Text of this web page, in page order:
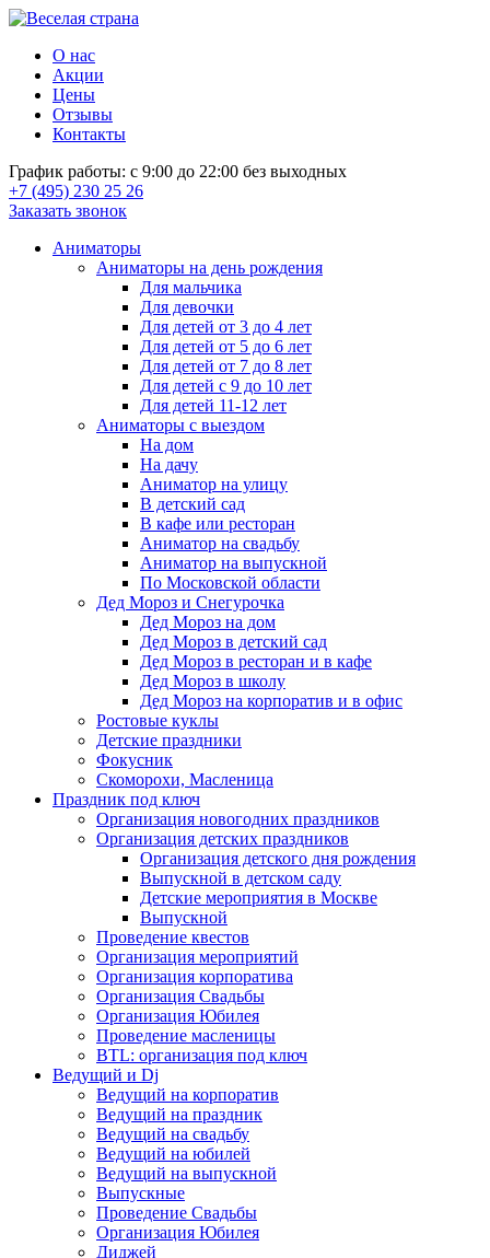
О нас
Акции
Цены
Отзывы
Контакты
График работы: с 9:00 до 22:00 без выходных
+7 (495) 230 25 26
Заказать звонок
Аниматоры
Аниматоры на день рождения
Для мальчика
Для девочки
Для детей от 3 до 4 лет
Для детей от 5 до 6 лет
Для детей от 7 до 8 лет
Для детей с 9 до 10 лет
Для детей 11-12 лет
Аниматоры с выездом
На дом
На дачу
Аниматор на улицу
В детский сад
В кафе или ресторан
Аниматор на свадьбу
Аниматор на выпускной
По Московской области
Дед Мороз и Снегурочка
Дед Мороз на дом
Дед Мороз в детский сад
Дед Мороз в ресторан и в кафе
Дед Мороз в школу
Дед Мороз на корпоратив и в офис
Ростовые куклы
Детские праздники
Фокусник
Скоморохи, Масленица
Праздник под ключ
Организация новогодних праздников
Организация детских праздников
Организация детского дня рождения
Выпускной в детском саду
Детские мероприятия в Москве
Выпускной
Проведение квестов
Организация мероприятий
Организация корпоратива
Организация Свадьбы
Организация Юбилея
Проведение масленицы
BTL: организация под ключ
Ведущий и Dj
Ведущий на корпоратив
Ведущий на праздник
Ведущий на свадьбу
Ведущий на юбилей
Ведущий на выпускной
Выпускные
Проведение Свадьбы
Организация Юбилея
Диджей